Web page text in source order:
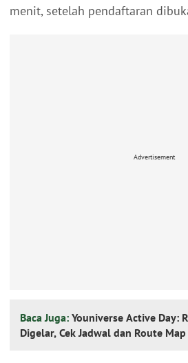
menit, setelah pendaftaran
Advertisement
Baca Juga: Youniverse Active Day:
Digelar, Cek Jadwal dan Route Map